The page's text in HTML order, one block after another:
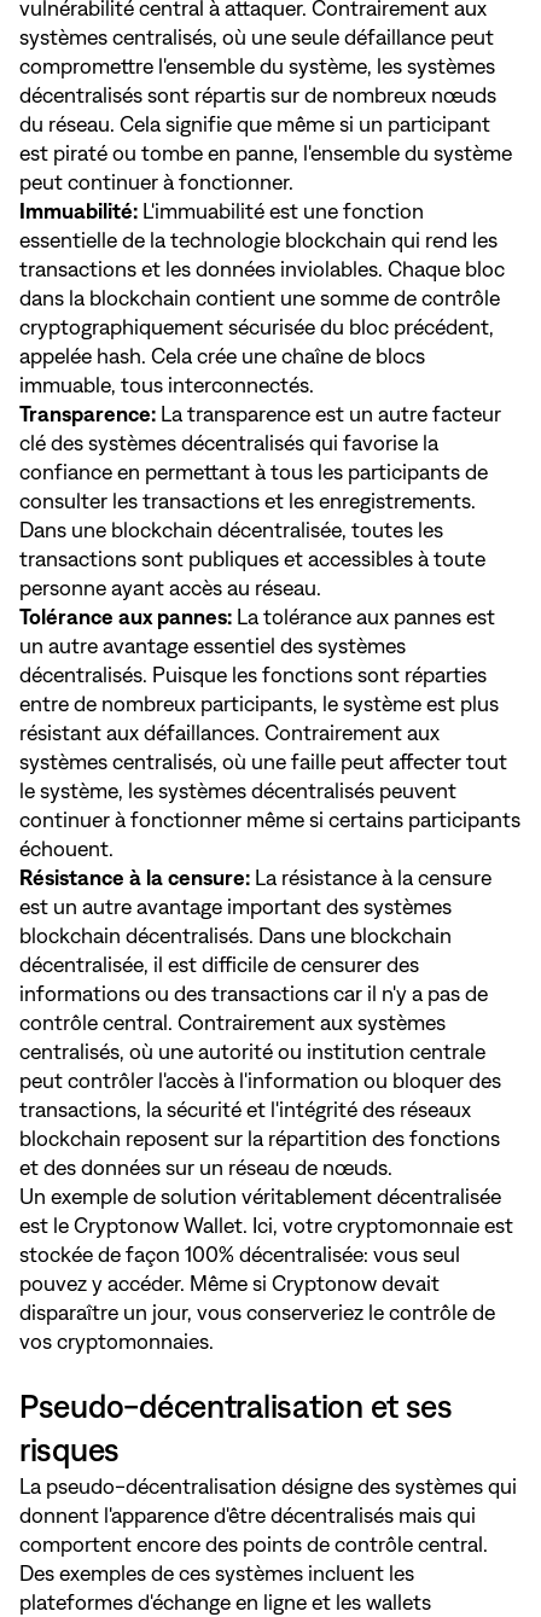
vulnérabilité central à attaquer. Contrairement aux
systèmes centralisés, où une seule défaillance peut
compromettre l'ensemble du système, les systèmes
décentralisés sont répartis sur de nombreux nœuds
du réseau. Cela signifie que même si un participant
est piraté ou tombe en panne, l'ensemble du système
peut continuer à fonctionner.
Immuabilité: L'immuabilité est une fonction
essentielle de la technologie blockchain qui rend les
transactions et les données inviolables. Chaque bloc
dans la blockchain contient une somme de contrôle
cryptographiquement sécurisée du bloc précédent,
appelée hash. Cela crée une chaîne de blocs
immuable, tous interconnectés.
Transparence: La transparence est un autre facteur
clé des systèmes décentralisés qui favorise la
confiance en permettant à tous les participants de
consulter les transactions et les enregistrements.
Dans une blockchain décentralisée, toutes les
transactions sont publiques et accessibles à toute
personne ayant accès au réseau.
Tolérance aux pannes: La tolérance aux pannes est
un autre avantage essentiel des systèmes
décentralisés. Puisque les fonctions sont réparties
entre de nombreux participants, le système est plus
résistant aux défaillances. Contrairement aux
systèmes centralisés, où une faille peut affecter tout
le système, les systèmes décentralisés peuvent
continuer à fonctionner même si certains participants
échouent.
Résistance à la censure: La résistance à la censure
est un autre avantage important des systèmes
blockchain décentralisés. Dans une blockchain
décentralisée, il est difficile de censurer des
informations ou des transactions car il n'y a pas de
contrôle central. Contrairement aux systèmes
centralisés, où une autorité ou institution centrale
peut contrôler l'accès à l'information ou bloquer des
transactions, la sécurité et l'intégrité des réseaux
blockchain reposent sur la répartition des fonctions
et des données sur un réseau de nœuds.
Un exemple de solution véritablement décentralisée
est le Cryptonow Wallet. Ici, votre cryptomonnaie est
stockée de façon 100% décentralisée: vous seul
pouvez y accéder. Même si Cryptonow devait
disparaître un jour, vous conserveriez le contrôle de
vos cryptomonnaies.
Pseudo-décentralisation et ses
risques
La pseudo-décentralisation désigne des systèmes qui
donnent l'apparence d'être décentralisés mais qui
comportent encore des points de contrôle central.
Des exemples de ces systèmes incluent les
plateformes d'échange en ligne et les wallets